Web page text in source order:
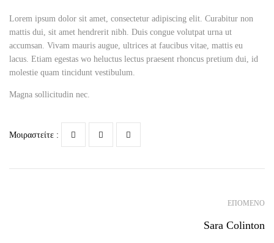
Lorem ipsum dolor sit amet, consectetur adipiscing elit. Curabitur non
mattis dui, sit amet hendrerit nibh. Duis congue volutpat urna ut
accumsan. Vivam mauris augue, ultrices at faucibus vitae, mattis eu
lacus. Etiam egestas wo heluctus lectus praesent rhoncus pretium dui, id
molestie quam tincidunt vestibulum.
Magna sollicitudin nec.
Μοιραστείτε :
ΕΠΌΜΕΝΟ
Sara Colinton